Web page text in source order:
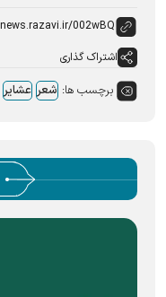
اشتراک گذاری
برچسب ها: شعر عشایر